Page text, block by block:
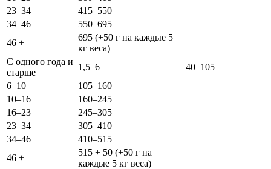
23–34
415–550
34–46
550–695
46 +
695 (+50 г на каждые 5
кг веса)
С одного года и
старше
1,5–6
40–105
6–10
105–160
10–16
160–245
16–23
245–305
23–34
305–410
34–46
410–515
46 +
515 + 50 (+50 г на
каждые 5 кг веса)